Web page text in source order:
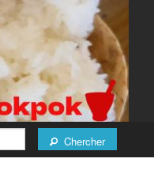
Chercher